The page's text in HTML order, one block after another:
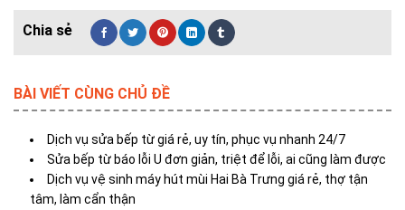
BÀI VIẾT CÙNG CHỦ ĐỀ
Dịch vụ sửa bếp từ giá rẻ, uy tín, phục vụ nhanh 24/7
Sửa bếp từ báo lỗi U đơn giản, triệt để lỗi, ai cũng làm được
Dịch vụ vệ sinh máy hút mùi Hai Bà Trưng giá rẻ, thợ tận
tâm, làm cẩn thận